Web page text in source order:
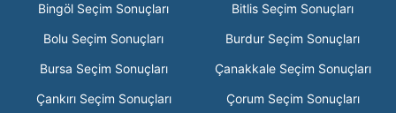
Bingöl Seçim Sonuçları
Bitlis Seçim Sonuçları
Bolu Seçim Sonuçları
Burdur Seçim Sonuçları
Bursa Seçim Sonuçları
Çanakkale Seçim Sonuçları
Çankırı Seçim Sonuçları
Çorum Seçim Sonuçları